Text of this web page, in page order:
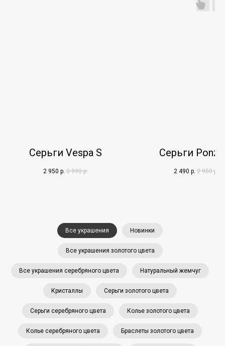
Серьги Vespa S
2 950 р. 3 990 р.
Серьги Ponza
2 490 р. 2 950 р.
Все украшения Новинки
Все украшения золотого цвета
Все украшения серебряного цвета Натуральный жемчуг
Кристаллы Серьги золотого цвета
Серьги серебряного цвета Колье золотого цвета
Колье серебряного цвета Браслеты золотого цвета